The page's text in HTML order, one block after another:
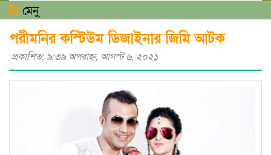
মেনু
পরীমনির কস্টিউম ডিজাইনার জিমি আটক
প্রকাশিত: ৯:৩৯ অপরাহ্ণ, আগস্ট ৬, ২০২১